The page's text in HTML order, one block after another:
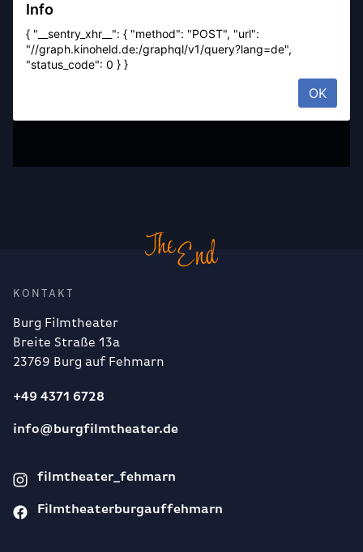
KONTAKT
Burg Filmtheater
Breite Straße 13a
23769 Burg auf Fehmarn
+49 4371 6728
info@burgfilmtheater.de
filmtheater_fehmarn
Filmtheaterburgauffehmarn